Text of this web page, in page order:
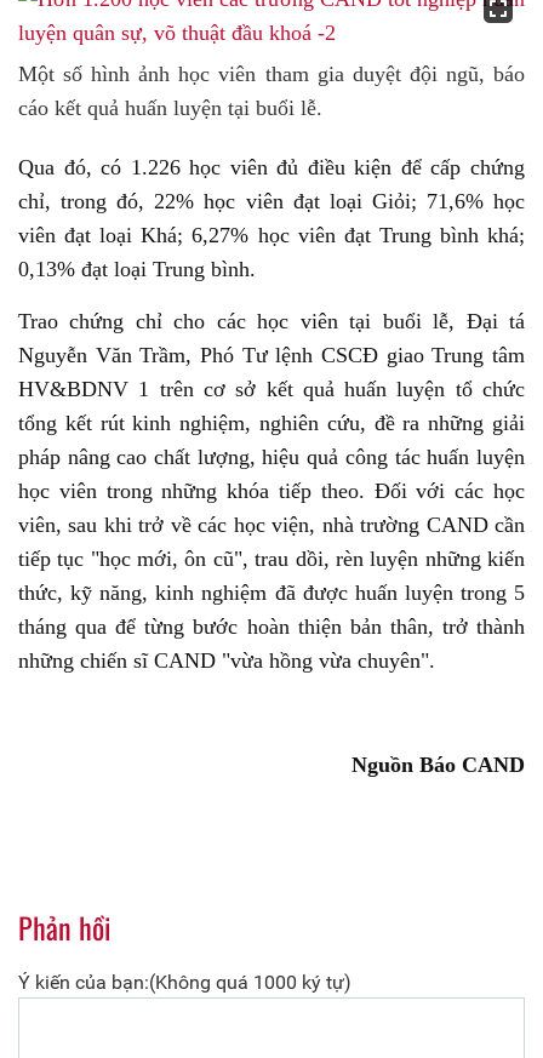
Một số hình ảnh học viên tham gia duyệt đội ngũ, báo
cáo kết quả huấn luyện tại buổi lễ.
Qua đó, có 1.226 học viên đủ điều kiện để cấp chứng
chỉ, trong đó, 22% học viên đạt loại Giỏi; 71,6% học
viên đạt loại Khá; 6,27% học viên đạt Trung bình khá;
0,13% đạt loại Trung bình.
Trao chứng chỉ cho các học viên tại buổi lễ, Đại tá
Nguyễn Văn Trầm, Phó Tư lệnh CSCĐ giao Trung tâm
HV&BDNV 1 trên cơ sở kết quả huấn luyện tổ chức
tổng kết rút kinh nghiệm, nghiên cứu, đề ra những giải
pháp nâng cao chất lượng, hiệu quả công tác huấn luyện
học viên trong những khóa tiếp theo. Đối với các học
viên, sau khi trở về các học viện, nhà trường CAND cần
tiếp tục "học mới, ôn cũ", trau dồi, rèn luyện những kiến
thức, kỹ năng, kinh nghiệm đã được huấn luyện trong 5
tháng qua để từng bước hoàn thiện bản thân, trở thành
những chiến sĩ CAND "vừa hồng vừa chuyên".
Nguồn Báo CAND
Phản hồi
Ý kiến của bạn:(Không quá 1000 ký tự)